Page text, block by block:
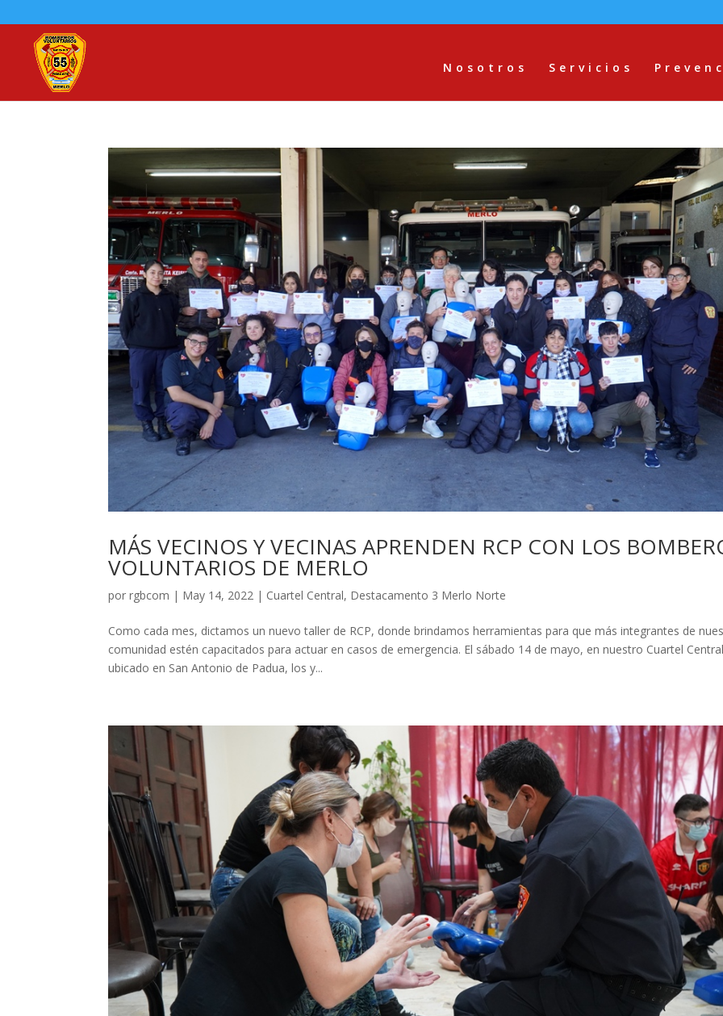
Nosotros Servicios
MÁS VECINOS Y VECINAS APRENDEN RCP CON LOS
VOLUNTARIOS DE MERLO
porrgbcom | May 14, 2022 | Cuartel Central, Destacamento 3 Merlo Norte
Como cada mes, dictamos un nuevo taller de RCP, donde brindamos herramientas para que más integrantes de
comunidad estén capacitados para actuar en casos de emergencia. El sábado 14 de mayo, en nuestro Cuartel
ubicado en San Antonio de Padua, los y...